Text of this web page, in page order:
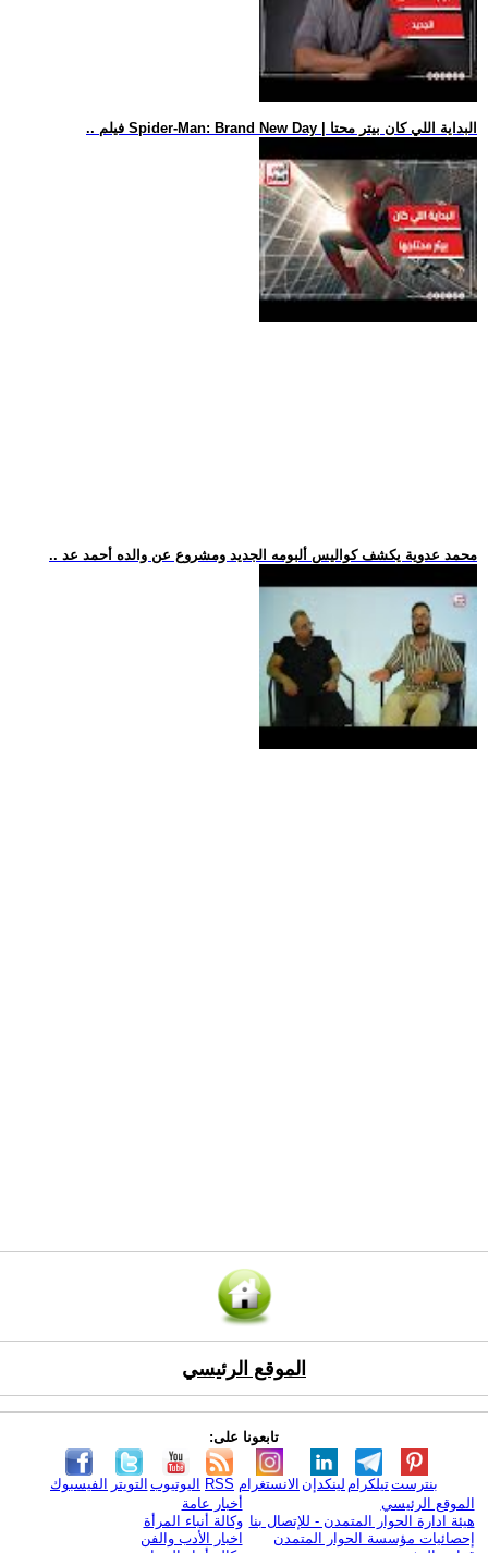
.. فيلم Spider-Man: Brand New Day | البداية اللي كان بيتر محتا
.. محمد عدوية يكشف كواليس ألبومه الجديد ومشروع عن والده أحمد عد
الموقع الرئيسي
تابعونا على:
الفيسبوك التويتر اليوتيوب RSS الانستغرام لينكدإن تيلكرامبنترست
الموقع الرئيسي
هيئة ادارة الحوار المتمدن - للإتصال بنا
إحصائيات مؤسسة الحوار المتمدن
أخبار عامة
وكالة أنباء المرأة
اخبار الأدب والفن